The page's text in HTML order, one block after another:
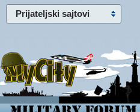
Prijateljski sajtovi